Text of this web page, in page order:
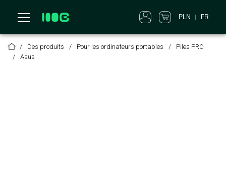
PLN FR
Des produits Pour les ordinateurs portables
Piles PRO
Asus